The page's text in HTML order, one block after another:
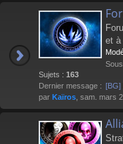
et à
Sujets : 163
Dernier message : [BG]
par Kaïros , sam. mars